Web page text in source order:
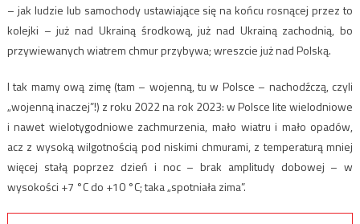
– jak ludzie lub samochody ustawiające się na końcu rosnącej przez to
kolejki – już nad Ukrainą środkową, już nad Ukrainą zachodnią, bo
przywiewanych wiatrem chmur przybywa; wreszcie już nad Polską.
I tak mamy ową zimę (tam – wojenną, tu w Polsce – nachodźczą, czyli
„wojenną inaczej”!) z roku 2022 na rok 2023: w Polsce lite wielodniowe
i nawet wielotygodniowe zachmurzenia, mało wiatru i mało opadów,
acz z wysoką wilgotnością pod niskimi chmurami, z temperaturą mniej
więcej stałą poprzez dzień i noc – brak amplitudy dobowej – w
wysokości +7 °C do +10 °C; taka „spotniała zima”.